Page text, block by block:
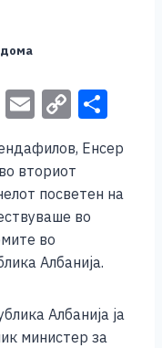
Vi E
m
ai
l
C
o
p
y
Li
n
k
ar
e
Енсер
вториот
посветен на
во
во
Албанија.
Албанија ја
министер за